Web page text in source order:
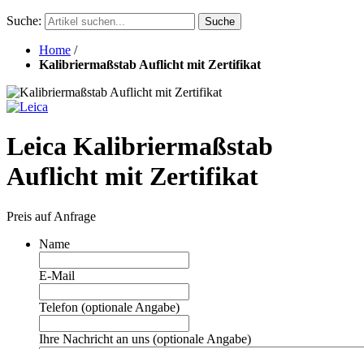
Suche: Suche
Home /
Kalibriermaßstab Auflicht mit Zertifikat
Leica Kalibriermaßstab
Auflicht mit Zertifikat
Preis auf Anfrage
Name
E-Mail
Telefon (optionale Angabe)
Ihre Nachricht an uns (optionale Angabe)